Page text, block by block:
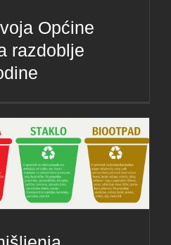
Općine
razdoblje